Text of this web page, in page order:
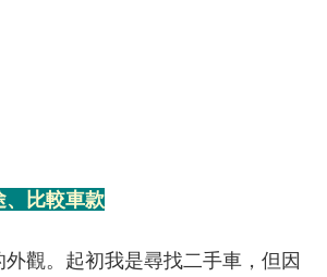
、比較車款
觀。起初我是尋找二手車，但因